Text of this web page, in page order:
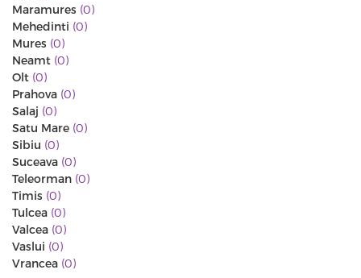
Maramures (0)
Mehedinti (0)
Mures (0)
Neamt (0)
Olt (0)
Prahova (0)
Salaj (0)
Satu Mare (0)
Sibiu (0)
Suceava (0)
Teleorman (0)
Timis (0)
Tulcea (0)
Valcea (0)
Vaslui (0)
Vrancea (0)